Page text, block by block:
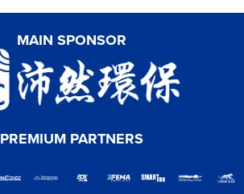
MAIN SPONSOR
PREMIUM PARTNERS